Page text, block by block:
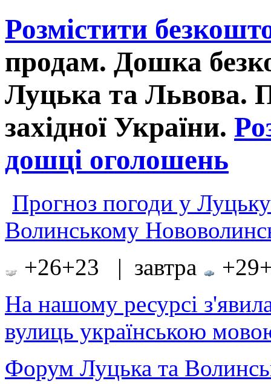
Розмістити
продам. Дошка
Луцька та Львова.
західної України.
дошці оголошень
Прогноз погоди у
Волинському
+26+23 | завтра
На нашому ресурсі
вулиць українською
Форум Луцька та